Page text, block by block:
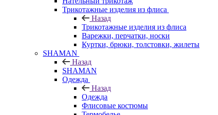
Трикотажные изделия из флиса
Назад
Трикотажные изделия из флиса
Варежки, перчатки, носки
Куртки, брюки, толстовки, жилеты
SHAMAN
Назад
SHAMAN
Одежда
Назад
Одежда
Флисовые костюмы